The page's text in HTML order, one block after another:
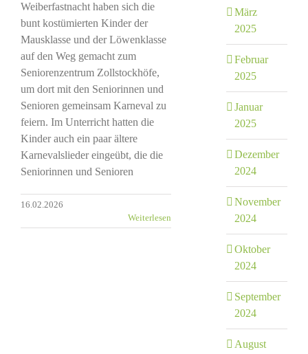
Weiberfastnacht haben sich die
bunt kostümierten Kinder der
Mausklasse und der Löwenklasse
auf den Weg gemacht zum
Seniorenzentrum Zollstockhöfe,
um dort mit den Seniorinnen und
Senioren gemeinsam Karneval zu
feiern. Im Unterricht hatten die
Kinder auch ein paar ältere
Karnevalslieder eingeübt, die die
Seniorinnen und Senioren
16.02.2026
Weiterlesen
März
2025
Februar
2025
Januar
2025
Dezember
2024
November
2024
Oktober
2024
September
2024
August